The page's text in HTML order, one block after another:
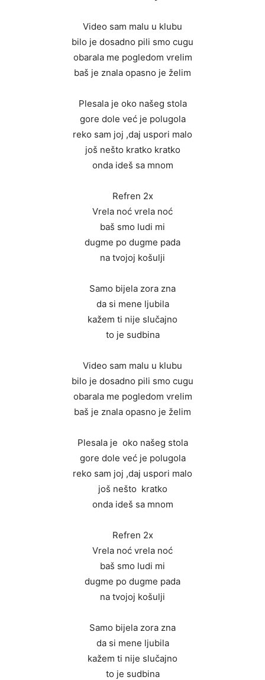
Video sam malu u klubu
bilo je dosadno pili smo cugu
obarala me pogledom vrelim
baš je znala opasno je želim
Plesala je oko našeg stola
gore dole već je polugola
reko sam joj ,daj uspori malo
još nešto kratko kratko
onda ideš sa mnom
Refren 2x
Vrela noć vrela noć
baš smo ludi mi
dugme po dugme pada
na tvojoj košulji
Samo bijela zora zna
da si mene ljubila
kažem ti nije slučajno
to je sudbina
Video sam malu u klubu
bilo je dosadno pili smo cugu
obarala me pogledom vrelim
baš je znala opasno je želim
Plesala je oko našeg stola
gore dole već je polugola
reko sam joj ,daj uspori malo
još nešto kratko
onda ideš sa mnom
Refren 2x
Vrela noć vrela noć
baš smo ludi mi
dugme po dugme pada
na tvojoj košulji
Samo bijela zora zna
da si mene ljubila
kažem ti nije slučajno
to je sudbina